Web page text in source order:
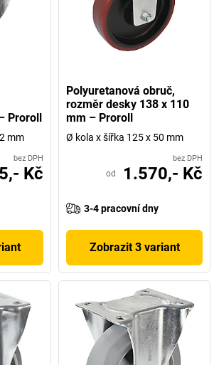
Proroll
mm
bez DPH
Kč
Polyuretanová obruč,
rozměr desky 138 x 110
mm – Proroll
Ø kola x šířka 125 x 50 mm
bez DPH
od 1.570,- Kč
3-4 pracovní dny
Zobrazit 3 variant